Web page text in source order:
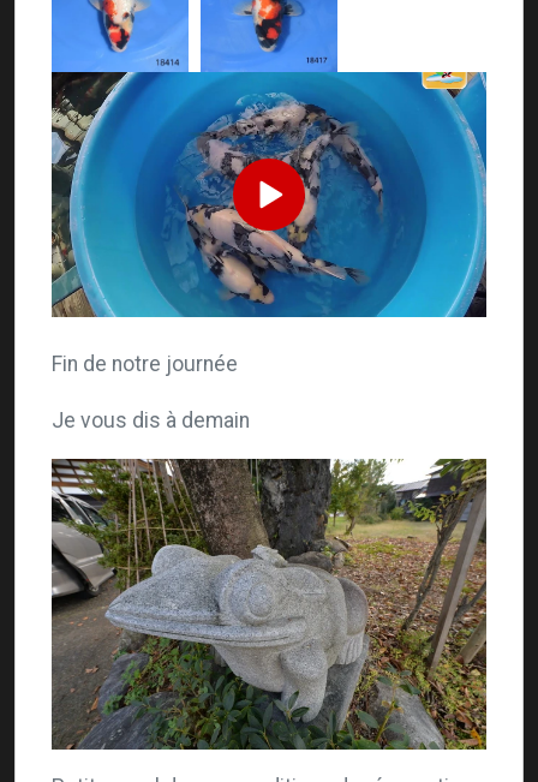
Fin de notre journée
Je vous dis à demain